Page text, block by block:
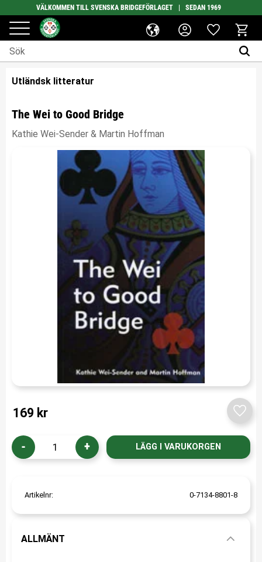
Meny
VÄLKOMMEN TILL SVENSKA BRIDGEFÖRLAGET | SEDAN 1969
Favoriter
Utländsk litteratur
The Wei to Good Bridge
Kathie Wei-Sender & Martin Hoffman
169 kr
+
-
Artikelnr 0-7134-8801-8
ALLMÄNT